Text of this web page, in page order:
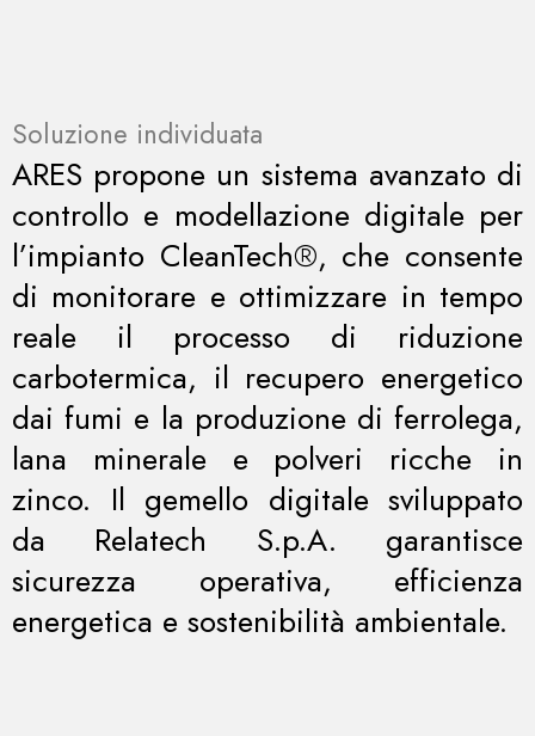
Soluzione individuata
ARES propone un sistema avanzato di
controllo e modellazione digitale per
l’impianto CleanTech®, che consente
di monitorare e ottimizzare in tempo
reale il processo di riduzione
carbotermica, il recupero energetico
dai fumi e la produzione di ferrolega,
lana minerale e polveri ricche in
zinco. Il gemello digitale sviluppato
da Relatech S.p.A. garantisce
sicurezza operativa, efficienza
energetica e sostenibilità ambientale.